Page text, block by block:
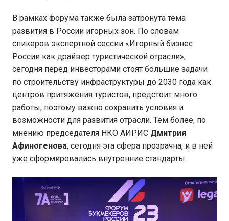
В рамках форума также была затронута тема
развития в России игорных зон. По словам
спикеров экспертной сессии «Игорный бизнес
России как драйвер туристической отрасли»,
сегодня перед инвесторами стоят большие задачи
по строительству инфраструктуры до 2030 года как
центров притяжения туристов, предстоит много
работы, поэтому важно сохранить условия и
возможности для развития отрасли. Тем более, по
мнению председателя НКО АИРИС Дмитрия
Афиногенова, сегодня эта сфера прозрачна, и в ней
уже сформировались внутренние стандарты.